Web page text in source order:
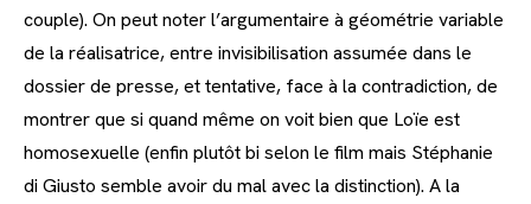
couple). On peut noter l’argumentaire à géométrie variable
de la réalisatrice, entre invisibilisation assumée dans le
dossier de presse, et tentative, face à la contradiction, de
montrer que si quand même on voit bien que Loïe est
homosexuelle (enfin plutôt bi selon le film mais Stéphanie
di Giusto semble avoir du mal avec la distinction). A la